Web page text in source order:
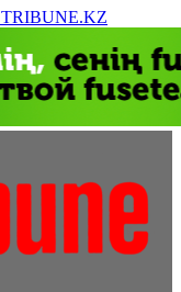
TRIBUNE.KZ